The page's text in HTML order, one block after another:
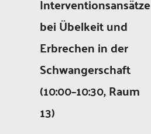
Interventionsansätze
bei Übelkeit und
Erbrechen in der
Schwangerschaft
(10:00–10:30, Raum
13)